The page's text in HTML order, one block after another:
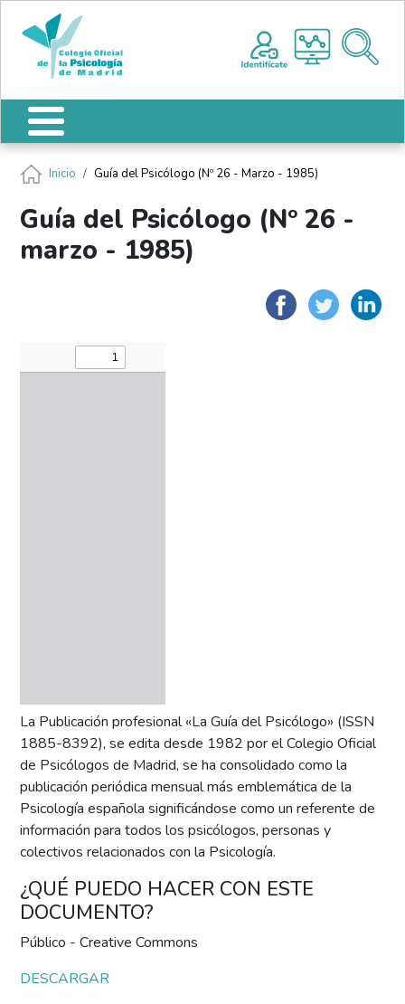
este
incluye
sistema
accesibilidad.
Pasar al contenido principal
Ruta de navegación
Inicio Guía del Psicólogo (Nº 26 - Marzo - 1985)
Guía del Psicólogo (Nº 26 -
marzo - 1985)
La Publicación profesional «La Guía del Psicólogo» (ISSN
1885-8392), se edita desde 1982 por el Colegio Oficial
de Psicólogos de Madrid, se ha consolidado como la
publicación periódica mensual más emblemática de la
Psicología española significándose como un referente de
información para todos los psicólogos, personas y
colectivos relacionados con la Psicología.
¿QUÉ PUEDO HACER CON ESTE
DOCUMENTO?
Público - Creative Commons
DESCARGAR